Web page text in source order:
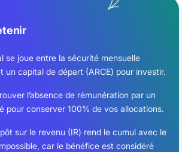
se joue entre la sécurité mensuelle
un capital de départ (ARCE) pour investir.
l’absence de rémunération par un
pour conserver 100% de vos allocations.
sur le revenu (IR) rend le cumul avec le
car le bénéfice est considéré